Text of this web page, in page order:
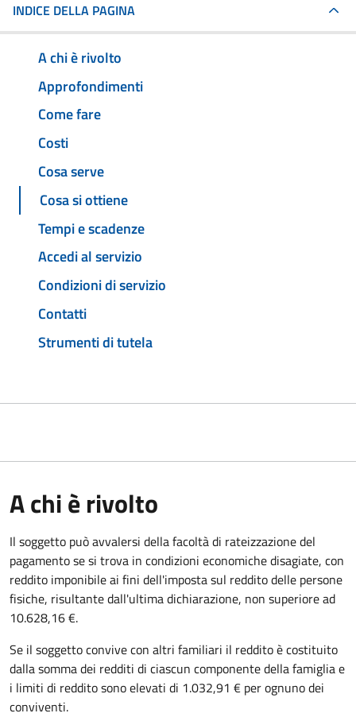
INDICE DELLA PAGINA
A chi è rivolto
Approfondimenti
Come fare
Costi
Cosa serve
Cosa si ottiene
Tempi e scadenze
Accedi al servizio
Condizioni di servizio
Contatti
Strumenti di tutela
A chi è rivolto
Il soggetto può avvalersi della facoltà di rateizzazione del
pagamento se si trova in condizioni economiche disagiate, con
reddito imponibile ai fini dell'imposta sul reddito delle persone
fisiche, risultante dall'ultima dichiarazione, non superiore ad
10.628,16 €.
Se il soggetto convive con altri familiari il reddito è costituito
dalla somma dei redditi di ciascun componente della famiglia e
i limiti di reddito sono elevati di 1.032,91 € per ognuno dei
conviventi.